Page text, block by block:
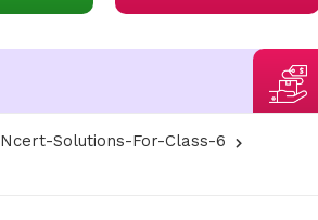
Ncert-Solutions-For-Class-6